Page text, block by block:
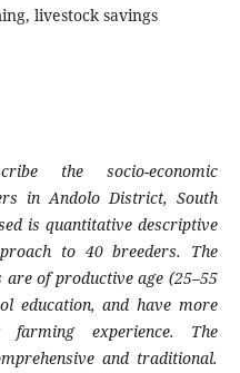
livestock savings
the socio-economic
in Andolo District, South
is quantitative descriptive
to 40 breeders. The
of productive age (25–55
education, and have more
experience. The
and traditional.